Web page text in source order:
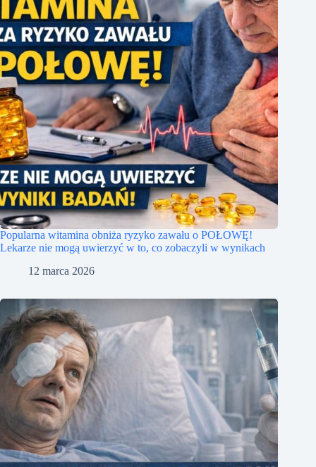
Popularna witamina obniża ryzyko zawału o POŁOWĘ!
Lekarze nie mogą uwierzyć w to, co zobaczyli w wynikach
12 marca 2026